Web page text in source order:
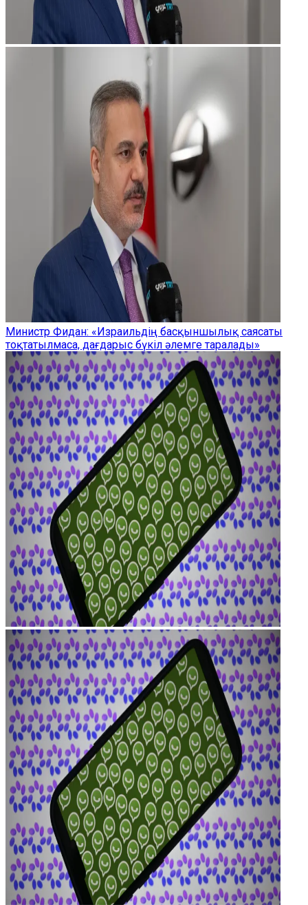
Министр Фидан: «Израильдің басқыншылық саясаты
тоқтатылмаса, дағдарыс бүкіл әлемге таралады»